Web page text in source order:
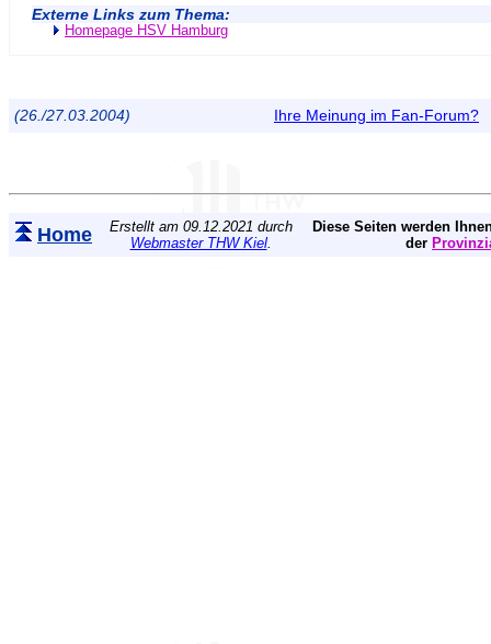
Externe Links zum Thema:
Homepage HSV Hamburg
(26./27.03.2004) Ihre Meinung im Fan-Forum?
Home
Erstellt am 09.12.2021 durch
Webmaster THW Kiel.
Diese Seiten werden
der